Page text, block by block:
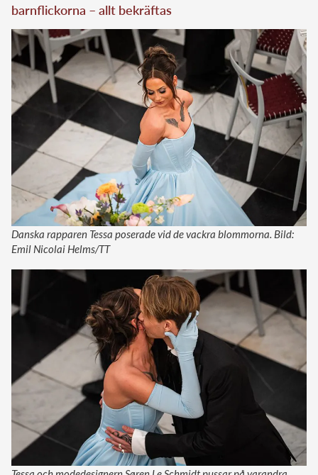
barnflickorna – allt bekräftas
Danska rapparen Tessa poserade vid de vackra blommorna. Bild:
Emil Nicolai Helms/TT